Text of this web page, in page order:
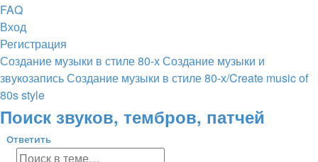
FAQ
Вход
Регистрация
Создание музыки в стиле 80-хСоздание музыки и
звукозаписьСоздание музыки в стиле 80-х/Create music of
80s style
Поиск
Поиск звуков, тембров, патчей
Ответить
Ответить
Поиск
Расширенный поиск